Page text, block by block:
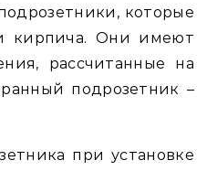
которые
кирпича. Они имеют
рассчитанные на
подрозетник –
при установке